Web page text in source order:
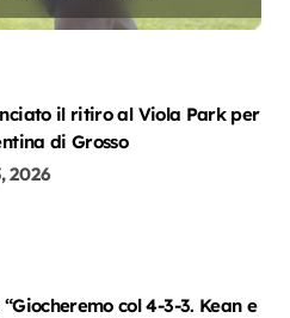
il ritiro al Viola Park per
di Grosso
2026
“Giocheremo col 4-3-3. Kean e